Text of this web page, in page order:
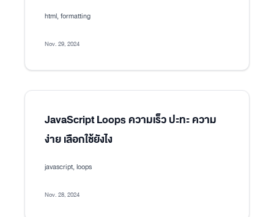
html, formatting
Nov. 29, 2024
JavaScript Loops ความเร็ว ปะทะ ความ
ง่าย เลือกใช้ยังไง
javascript, loops
Nov. 28, 2024